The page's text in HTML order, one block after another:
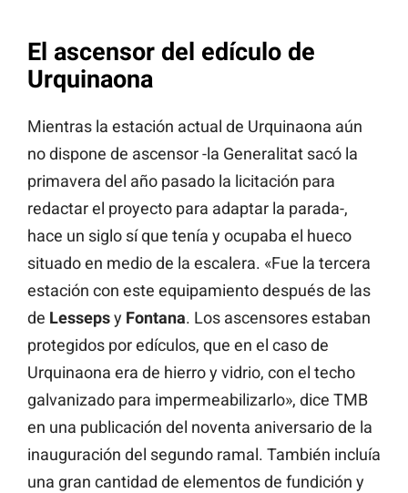
El ascensor del edículo de
Urquinaona
Mientras la estación actual de Urquinaona aún
no dispone de ascensor -la Generalitat sacó la
primavera del año pasado la licitación para
redactar el proyecto para adaptar la parada-,
hace un siglo sí que tenía y ocupaba el hueco
situado en medio de la escalera. «Fue la tercera
estación con este equipamiento después de las
de Lessepsy Fontana. Los ascensores estaban
protegidos por edículos, que en el caso de
Urquinaona era de hierro y vidrio, con el techo
galvanizado para impermeabilizarlo», dice TMB
en una publicación del noventa aniversario de la
inauguración del segundo ramal. También incluía
una gran cantidad de elementos de fundición y